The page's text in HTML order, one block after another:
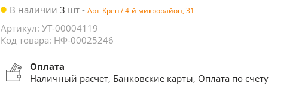
В наличии 3 шт - Арт-Креп / 4-й микрорайон, 31
Артикул: УТ-00004119
Код товара: НФ-00025246
Оплата
Наличный расчет, Банковские карты, Оплата по счёту